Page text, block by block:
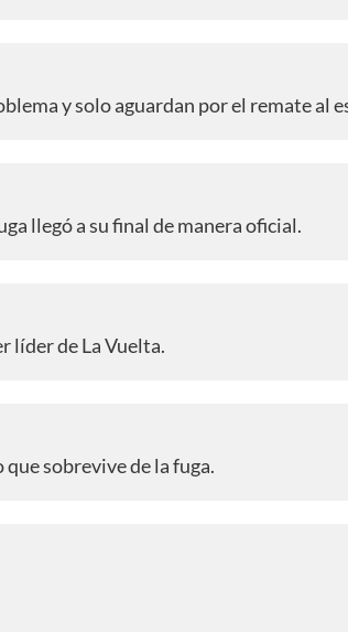
y solo aguardan por el remate al
llegó a su final de manera oficial.
líder de La Vuelta.
sobrevive de la fuga.